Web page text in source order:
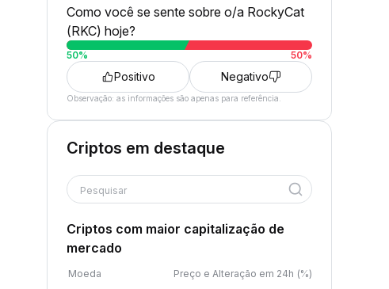
Como você se sente sobre o/a RockyCat
(RKC) hoje?
50% 50%
Positivo Negativo
Observação: as informações são apenas para referência.
Criptos em destaque
Pesquisar
Criptos com maior capitalização de
mercado
Moeda Preço e Alteração em 24h (%)